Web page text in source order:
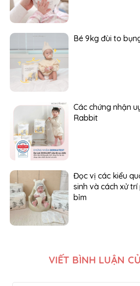
Bé 9kg đùi to
Các chứng nhận
Rabbit
Đọc vị các kiểu
sinh và cách xử
bỉm
VIẾT BÌNH LUẬN